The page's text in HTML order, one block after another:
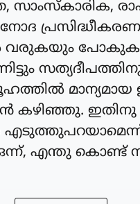
വരുകയും
മാന്യമായ
കഴിഞ്ഞു. ഇതിനു
എന്തു കൊണ്ട്